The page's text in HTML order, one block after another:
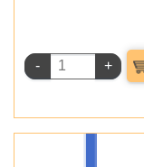
- +